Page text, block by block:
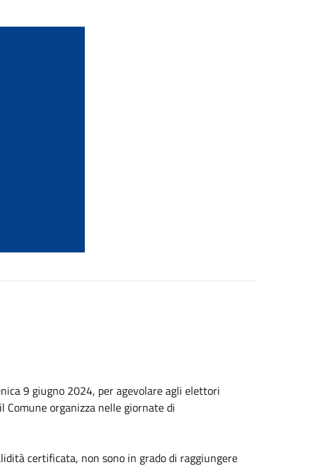
9 giugno 2024, per agevolare agli elettori
organizza nelle giornate di
certificata, non sono in grado di raggiungere